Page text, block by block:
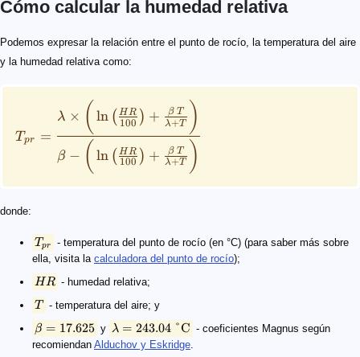
Cómo calcular la humedad relativa
Podemos expresar la relación entre el punto de rocío, la temperatura del aire
y la humedad relativa como:
T_{pr} = \frac{\lambda \times \bigg (\ln
T pr =
β − ( ln ( 100
H R ) + λ+T
β T )
λ × ( ln ( 100
H R ) + λ+T
β T )
donde:
T_{pr}
T pr
- temperatura del punto de rocío (en °C) (para saber más sobre
ella, visita la calculadora del punto de rocío);
HR
HR - humedad relativa;
T
T - temperatura del aire; y
\beta = 17.625
β = 17.625 y
\lambda = 243.04 \text{ \degree C}
λ = 243.04°C - coeficientes Magnus según
recomiendan Alduchov y Eskridge
HR = 100 \times \left [ \frac{e^{\frac{17.625 \times